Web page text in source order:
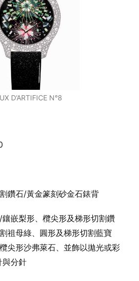
D’ARTIFICE N°8
鑽石/黃金篆刻砂金石錶背
嵌梨形、欖尖形及梯形切割鑽
祖母綠、圓形及梯形切割藍寶
尖形沙弗萊石、並飾以拋光或彩
與分針